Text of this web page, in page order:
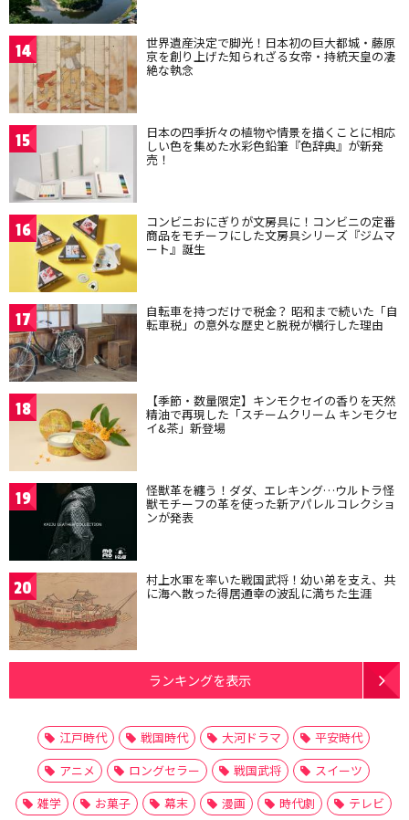
14 世界遺産決定で脚光！日本初の巨大都城・藤原
京を創り上げた知られざる女帝・持統天皇の凄
絶な執念
15 日本の四季折々の植物や情景を描くことに相応
しい色を集めた水彩色鉛筆『色辞典』が新発
売！
16 コンビニおにぎりが文房具に！コンビニの定番
商品をモチーフにした文房具シリーズ『ジムマ
ート』誕生
17 自転車を持つだけで税金？ 昭和まで続いた「自
転車税」の意外な歴史と脱税が横行した理由
18 【季節・数量限定】キンモクセイの香りを天然
精油で再現した「スチームクリーム キンモクセ
イ&茶」新登場
19 怪獣革を纏う！ダダ、エレキング…ウルトラ怪
獣モチーフの革を使った新アパレルコレクショ
ンが発表
20 村上水軍を率いた戦国武将！幼い弟を支え、共
に海へ散った得居通幸の波乱に満ちた生涯
ランキングを表示
江戸時代 戦国時代 大河ドラマ
平安時代
アニメ
ロングセラー 戦国武将
スイーツ
雑学
お菓子 幕末 漫画 時代劇
テレビ